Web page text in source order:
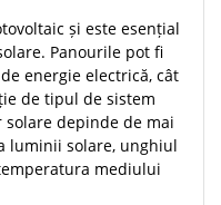
și este esențial
Panourile pot fi
energie electrică, cât
de tipul de sistem
depinde de mai
luminii solare, unghiul
mediului